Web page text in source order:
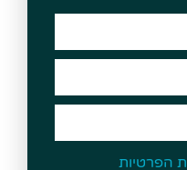
הפרטיות